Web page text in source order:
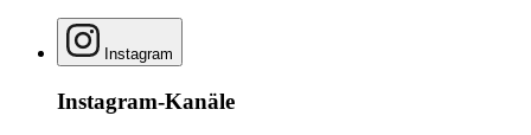
Instagram
Instagram-Kanäle